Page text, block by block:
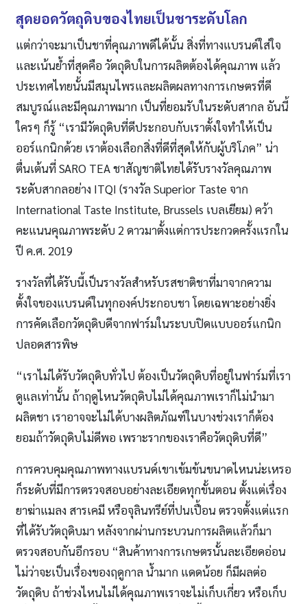
สุดยอดวัตถุดิบของไทยเป็นชาระดับโลก
แต่กว่าจะมาเป็นชาที่คุณภาพดีได้นั้น สิ่งที่ทางแบรนด์ใส่ใจ
และเน้นย้ำที่สุดคือ วัตถุดิบในการผลิตต้องได้คุณภาพ แล้ว
ประเทศไทยนั้นมีสมุนไพรและผลิตผลทางการเกษตรที่ดี
สมบูรณ์และมีคุณภาพมาก เป็นที่ยอมรับในระดับสากล อันนี้
ใครๆ ก็รู้ “เรามีวัตถุดิบที่ดีประกอบกับเราตั้งใจทำให้เป็น
ออร์แกนิกด้วย เราต้องเลือกสิ่งที่ดีที่สุดให้กับผู้บริโภค” น่า
ตื่นเต้นที่ SARO TEA ชาสัญชาติไทยได้รับรางวัลคุณภาพ
ระดับสากลอย่าง ITQI (รางวัล Superior Taste จาก
International Taste Institute, Brussels เบลเยียม) คว้า
คะแนนคุณภาพระดับ 2 ดาวมาตั้งแต่การประกวดครั้งแรกใน
ปี ค.ศ. 2019
รางวัลที่ได้รับนี้เป็นรางวัลสำหรับรสชาติชาที่มาจากความ
ตั้งใจของแบรนด์ในทุกองค์ประกอบชา โดยเฉพาะอย่างยิ่ง
การคัดเลือกวัตถุดิบดีจากฟาร์มในระบบปิดแบบออร์แกนิก
ปลอดสารพิษ
“เราไม่ได้รับวัตถุดิบทั่วไป ต้องเป็นวัตถุดิบที่อยู่ในฟาร์มที่เรา
ดูแลเท่านั้น ถ้าฤดูไหนวัตถุดิบไม่ได้คุณภาพเราก็ไม่นำมา
ผลิตชา เราอาจจะไม่ได้บางผลิตภัณฑ์ในบางช่วงเราก็ต้อง
ยอมถ้าวัตถุดิบไม่ดีพอ เพราะรากของเราคือวัตถุดิบที่ดี”
การควบคุมคุณภาพทางแบรนด์เขาเข้มข้นขนาดไหนน่ะเหรอ
ก็ระดับที่มีการตรวจสอบอย่างละเอียดทุกขั้นตอน ตั้งแต่เรื่อง
ยาฆ่าแมลง สารเคมี หรือจุลินทรีย์ที่ปนเปื้อน ตรวจตั้งแต่แรก
ที่ได้รับวัตถุดิบมา หลังจากผ่านกระบวนการผลิตแล้วก็มา
ตรวจสอบกันอีกรอบ “สินค้าทางการเกษตรนั้นละเอียดอ่อน
ไม่ว่าจะเป็นเรื่องของฤดูกาล น้ำมาก แดดน้อย ก็มีผลต่อ
วัตถุดิบ ถ้าช่วงไหนไม่ได้คุณภาพเราจะไม่เก็บเกี่ยว หรือเก็บ